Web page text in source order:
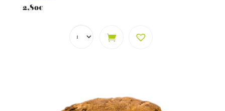
Score
5.00
2,80€